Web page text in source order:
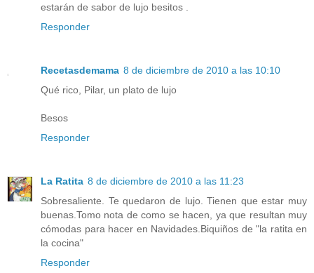
estarán de sabor de lujo besitos .
Responder
Recetasdemama 8 de diciembre de 2010 a las 10:10
Qué rico, Pilar, un plato de lujo
Besos
Responder
La Ratita 8 de diciembre de 2010 a las 11:23
Sobresaliente. Te quedaron de lujo. Tienen que estar muy
buenas.Tomo nota de como se hacen, ya que resultan muy
cómodas para hacer en Navidades.Biquiños de "la ratita en
la cocina"
Responder